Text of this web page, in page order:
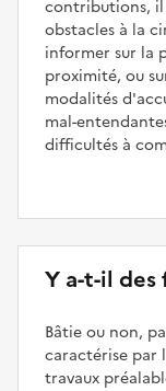
contributions,
obstacles à la
informer sur la
proximité, ou
modalités
mal-
difficultés à
Y a-t-il des
Bâtie ou non,
caractérise par
travaux